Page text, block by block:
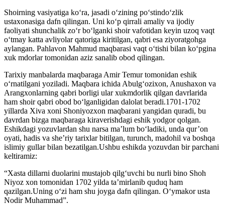
Shoirning vasiyatiga ko‘ra, jasadi o‘zining po‘stindo‘zlik
ustaxonasiga dafn qilingan. Uni ko‘p qirrali amaliy va ijodiy
faoliyati shunchalik zo‘r bo‘lganki shoir vafotidan keyin uzoq vaqt
o‘tmay katta avliyolar qatoriga kiritilgan, qabri esa ziyoratgohga
aylangan. Pahlavon Mahmud maqbarasi vaqt o‘tishi bilan ko‘pgina
xuk mdorlar tomonidan aziz sanalib obod qilingan.
Tarixiy manbalarda maqbaraga Amir Temur tomonidan eshik
o‘rnatilgani yoziladi. Maqbara ichida Abulg‘ozixon, Anushaxon va
Arangxonlarning qabri borligi ular xukmdorlik qilgan davrlarida
ham shoir qabri obod bo‘lganligidan dalolat beradi.1701-1702
yillarda Xiva xoni Shoniyozxon maqbarani yangidan quradi, bu
davrdan bizga maqbaraga kiraverishdagi eshik yodgor qolgan.
Eshikdagi yozuvlardan shu narsa ma’lum bo‘ladiki, unda qur’on
oyati, hadis va she’riy tarixlar bitilgan, turunch, madohil va boshqa
islimiy gullar bilan bezatilgan.Ushbu eshikda yozuvdan bir parchani
keltiramiz:
“Xasta dillarni duolarini mustajob qilg‘uvchi bu nurli bino Shoh
Niyoz xon tomonidan 1702 yilda ta’mirlanib quduq ham
qazilgan.Uning o‘zi ham shu joyga dafn qilingan. O‘ymakor usta
Nodir Muhammad”.